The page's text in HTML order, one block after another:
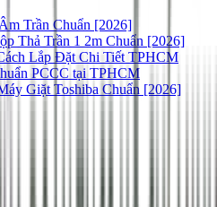
Trần Chuẩn [2026]
Thả Trần 1 2m Chuẩn [2026]
Lắp Đặt Chi Tiết TPHCM
PCCC tại TPHCM
Giặt Toshiba Chuẩn [2026]